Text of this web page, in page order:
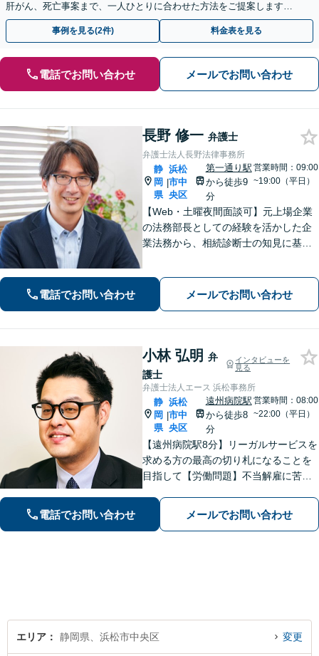
肝がん、死亡事案まで、一人ひとりに合わせた方法をご提案します。
手続きの負担を減らし、権利を守ります。
事例を見る(2件) 料金表を見る
電話でお問い合わせ メールでお問い合わせ
長野 修一 弁護士
弁護士法人長野法律事務所
静
岡
県
|
浜松
市中
央区
第一通り駅
から徒歩9
分
営業時間：09:00
~19:00（平日）
【Web・土曜夜間面談可】元上場企業
の法務部長としての経験を活かした企
業法務から、相続診断士の知見に基づ
す。お悩みの問題をスッキリ整理して
最前の策を一緒に考えましょう【新浜
電話でお問い合わせ メールでお問い合わせ
小林 弘明 弁
護士
インタビューを
見る
弁護士法人エース 浜松事務所
静
岡
県
|
浜松
市中
央区
遠州病院駅
から徒歩8
分
営業時間：08:00
~22:00（平日）
【遠州病院駅8分】リーガルサービスを
求める方の最高の切り札になることを
目指して【労働問題】不当解雇に苦し
を模索します【離婚問題】認知請求・
養育費の請求など、辛い状況を好転さ
電話でお問い合わせ メールでお問い合わせ
エリア 静岡県、浜松市中央区 変更